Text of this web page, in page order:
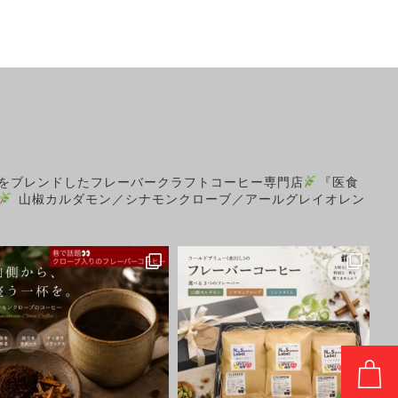
ブレンドしたフレーバークラフトコーヒー専門店
『医食
山椒カルダモン／シナモンクローブ／アールグレイオレン